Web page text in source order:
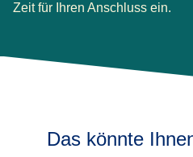
Zeit für Ihren Anschluss ein.
Das könnte